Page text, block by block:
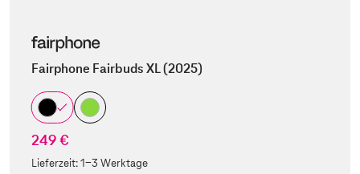
Fairphone Fairbuds XL (2025)
249 €
Lieferzeit:1-3 Werktage